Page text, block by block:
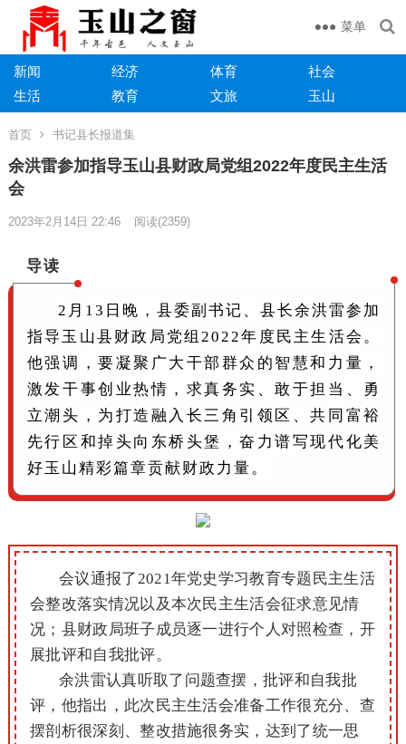
菜单
新闻 经济 体育
社会
生活
教育 文旅 玉山
首页 书记县长报道集
余洪雷参加指导玉山县财政局党组2022年度民主生活
会
2023年2月14日 22:46 阅读(2359)
导读
2月13日晚，县委副书记、县长余洪雷参加
指导玉山县财政局党组2022年度民主生活会。
他强调，要凝聚广大干部群众的智慧和力量，
激发干事创业热情，求真务实、敢于担当、勇
立潮头，为打造融入长三角引领区、共同富裕
先行区和掉头向东桥头堡，奋力谱写现代化美
好玉山精彩篇章贡献财政力量。
会议通报了2021年党史学习教育专题民主生活
会整改落实情况以及本次民主生活会征求意见情
况；县财政局班子成员逐一进行个人对照检查，开
展批评和自我批评。
余洪雷认真听取了问题查摆，批评和自我批
评，他指出，此次民主生活会准备工作很充分、查
摆剖析很深刻、整改措施很务实，达到了统一思